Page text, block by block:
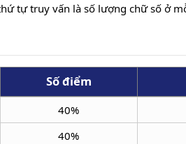
tự truy vấn là số lượng chữ số ở
Số điểm
40%
40%